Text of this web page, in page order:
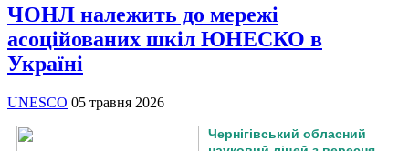
ЧОНЛ належить до мережі
асоційованих шкіл ЮНЕСКО в
Україні
UNESCO 05 травня 2026
Чернігівський обласний